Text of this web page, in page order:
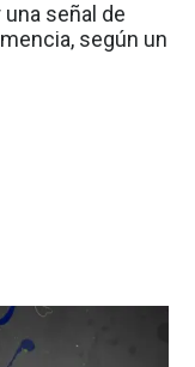
señal de
según un